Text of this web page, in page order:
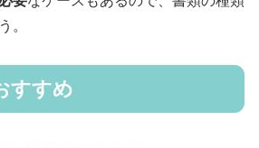
。
すすめ